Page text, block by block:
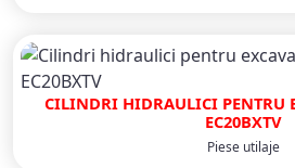
CILINDRI HIDRAULICI PENTRU
EC20BXTV
Piese utilaje